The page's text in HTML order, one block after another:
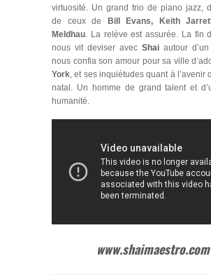
virtuosité. Un grand trio de piano jazz,
de ceux de
Bill Evans, Keith
Meldhau. La relève est assurée. La fin
nous vit deviser avec Shai autour
nous confia son amour pour sa ville
York, et ses inquiétudes quant à l’avenir
natal. Un homme de grand talent et
humanité.
www.shaimaestro.com